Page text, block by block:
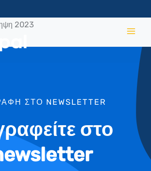
2023
ΣΤΟ NEWSLETTER
στο